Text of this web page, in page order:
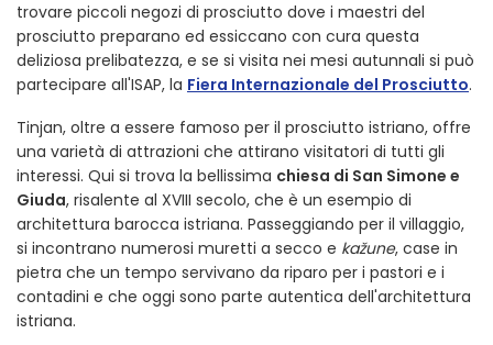
trovare piccoli negozi di prosciutto dove i maestri del
prosciutto preparano ed essiccano con cura questa
deliziosa prelibatezza, e se si visita nei mesi autunnali si può
partecipare all'ISAP, la Fiera Internazionale del Prosciutto.
Tinjan, oltre a essere famoso per il prosciutto istriano, offre
una varietà di attrazioni che attirano visitatori di tutti gli
interessi. Qui si trova la bellissima chiesa di San Simone e
Giuda, risalente al XVIII secolo, che è un esempio di
architettura barocca istriana. Passeggiando per il villaggio,
si incontrano numerosi muretti a secco e kažune, case in
pietra che un tempo servivano da riparo per i pastori e i
contadini e che oggi sono parte autentica dell'architettura
istriana.